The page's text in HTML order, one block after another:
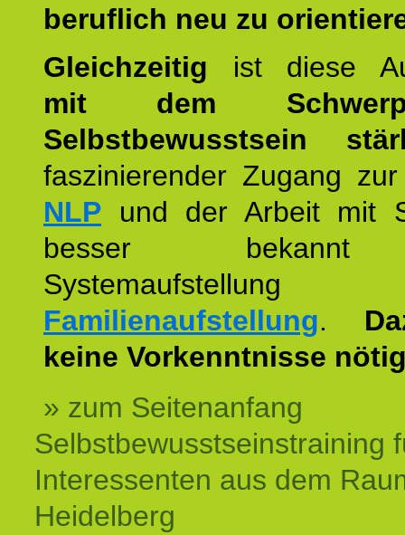
beruflich neu zu
Gleichzeitig ist diese
mit dem
Selbstbewusstsein
faszinierender Zugang
NLP und der Arbeit mit
besser
Familienaufstellung.
keine Vorkenntnisse
» zum Seitenanfang
Selbstbewusstseinstraining
Interessenten aus dem
Heidelberg